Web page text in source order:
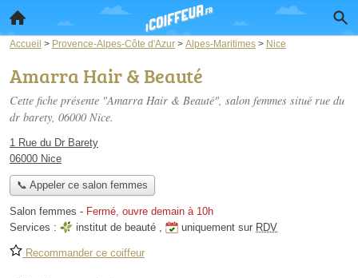
Accueil > Provence-Alpes-Côte d'Azur > Alpes-Maritimes > Nice
Amarra Hair & Beauté
Cette fiche présente "Amarra Hair & Beauté", salon femmes situé rue du
dr barety, 06000 Nice.
1 Rue du Dr Barety
06000 Nice
📞 Appeler ce salon femmes
Salon femmes - Fermé, ouvre demain à 10h
Services :
institut de beauté , uniquement sur RDV
Recommander ce coiffeur